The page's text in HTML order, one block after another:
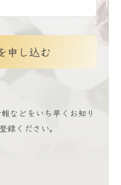
申し込む
などをいち早くお知り
録ください。